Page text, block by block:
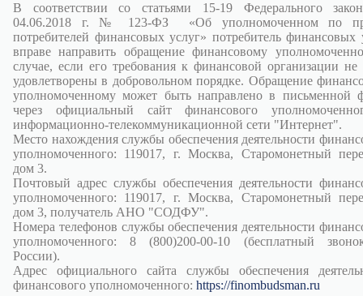
В соответствии со статьями 15-19 Федерального
04.06.2018 г. № 123-ФЗ «Об уполномоченном по
потребителей финансовых услуг» потребитель финансовых
вправе направить обращение финансовому
случае, если его требования к финансовой организации
удовлетворены в добровольном порядке. Обращение
уполномоченному может быть направлено в письменной
через официальный сайт финансового
информационно-телекоммуникационной сети "Интернет".
Место нахождения службы обеспечения деятельности
уполномоченного: 119017, г. Москва, Старомонетный
дом 3.
Почтовый адрес службы обеспечения деятельности
уполномоченного: 119017, г. Москва, Старомонетный
дом 3, получатель АНО "СОДФУ".
Номера телефонов службы обеспечения деятельности
уполномоченного: 8 (800)200-00-10 (бесплатный
России).
Адрес официального сайта службы обеспечения
финансового уполномоченного: https://finombudsman.ru